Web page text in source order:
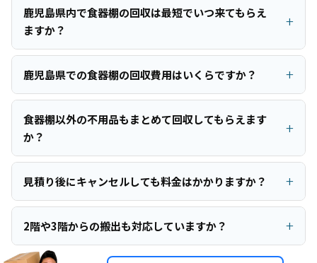
鹿児島県内で食器棚の回収は最短でいつ来てもらえ
ますか？
鹿児島県での食器棚の回収費用はいくらですか？
食器棚以外の不用品もまとめて回収してもらえます
か？
見積り後にキャンセルしても料金はかかりますか？
2階や3階からの搬出も対応していますか？